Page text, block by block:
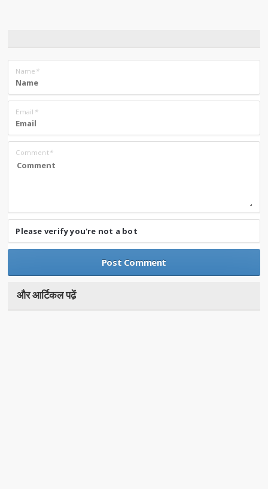
Name *
Email *
Comment*
Please verify you're not a bot
और आर्टिकल पढे़ं